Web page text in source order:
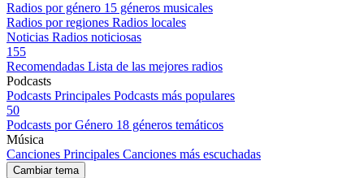
Radios por género 15 géneros musicales
Radios por regiones Radios locales
Noticias Radios noticiosas
155
Recomendadas Lista de las mejores radios
Podcasts
Podcasts Principales Podcasts más populares
50
Podcasts por Género 18 géneros temáticos
Música
Canciones Principales Canciones más escuchadas
Cambiar tema